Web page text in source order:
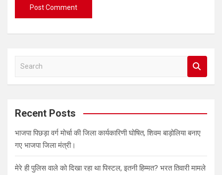
a
c
Recent Posts
भाजपा पिछड़ा वर्ग मोर्चा की जिला कार्यकारिणी घोषित, शिवम बाड़ोलिया बनाए
गए भाजपा जिला मंत्री।
मेरे ही पुलिस वाले को दिखा रहा था पिस्टल, इतनी हिम्मत? भरत तिवारी मामले